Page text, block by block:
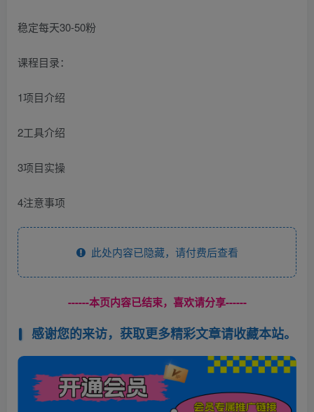
稳定每天30-50粉
课程目录：
1项目介绍
2工具介绍
3项目实操
4注意事项
此处内容已隐藏，请付费后查看
------本页内容已结束，喜欢请分享------
感谢您的来访，获取更多精彩文章请收藏本站。